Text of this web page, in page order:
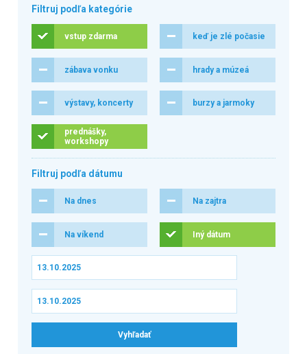
Filtruj podľa kategórie
vstup zdarma keď je zlé počasie
zábava vonku hrady a múzeá
výstavy, koncerty burzy a jarmoky
prednášky,
workshopy
Filtruj podľa dátumu
Na dnes Na zajtra
Na víkend Iný dátum